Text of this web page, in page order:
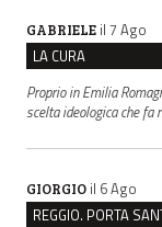
GABRIELE il 7 Ago
LA CURA
Proprio in Emilia
scelta ideologica che fa
GIORGIO il 6 Ago